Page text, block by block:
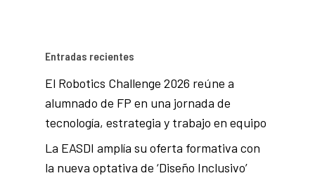
Entradas recientes
El Robotics Challenge 2026 reúne a
alumnado de FP en una jornada de
tecnología, estrategia y trabajo en equipo
La EASDI amplía su oferta formativa con
la nueva optativa de ‘Diseño Inclusivo’